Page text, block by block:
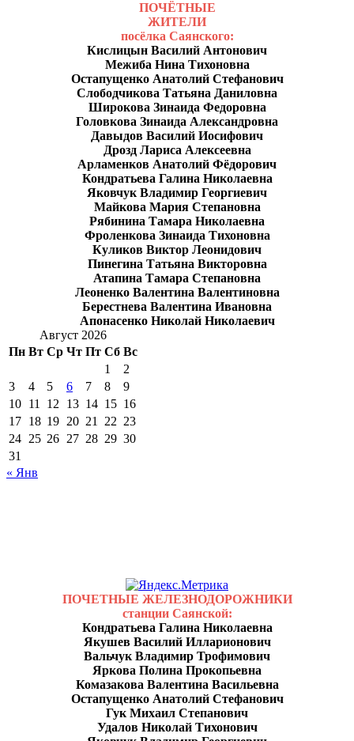
ПОЧЁТНЫЕ
ЖИТЕЛИ
посёлка Саянского:
Кислицын Василий Антонович
Межиба Нина Тихоновна
Остапущенко Анатолий Стефанович
Слободчикова Татьяна Даниловна
Широкова Зинаида Федоровна
Головкова Зинаида Александровна
Давыдов Василий Иосифович
Дрозд Лариса Алексеевна
Арламенков Анатолий Фёдорович
Кондратьева Галина Николаевна
Яковчук Владимир Георгиевич
Майкова Мария Степановна
Рябинина Тамара Николаевна
Фроленкова Зинаида Тихоновна
Куликов Виктор Леонидович
Пинегина Татьяна Викторовна
Атапина Тамара Степановна
Леоненко Валентина Валентиновна
Берестнева Валентина Ивановна
Апонасенко Николай Николаевич
Август 2026
Пн Вт Ср Чт Пт Сб Вс
1
2
3
4 5 6 7 8
9
10 11 12 13 14 15 16
17 18 19 20 21 22 23
24 25 26 27 28 29 30
31
« Янв
ПОЧЕТНЫЕ ЖЕЛЕЗНОДОРОЖНИКИ
станции Саянской:
Кондратьева Галина Николаевна
Якушев Василий Илларионович
Вальчук Владимир Трофимович
Яркова Полина Прокопьевна
Комазакова Валентина Васильевна
Остапущенко Анатолий Стефанович
Гук Михаил Степанович
Удалов Николай Тихонович